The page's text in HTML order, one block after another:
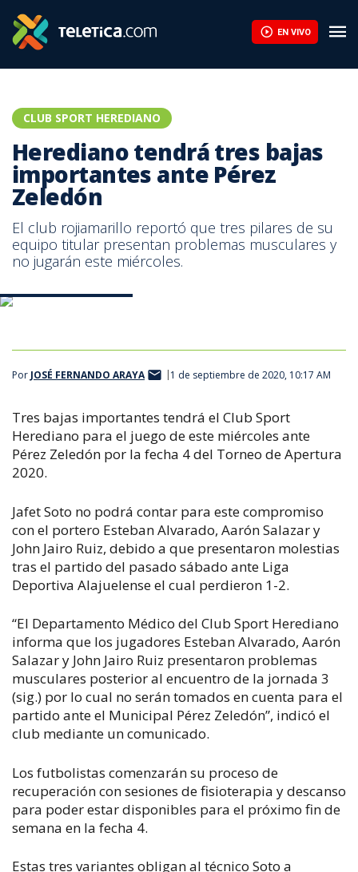
EN VIVO
CLUB SPORT HEREDIANO
Herediano tendrá tres bajas
importantes ante Pérez
Zeledón
El club rojiamarillo reportó que tres pilares de su
equipo titular presentan problemas musculares y
no jugarán este miércoles.
Por JOSÉ FERNANDO ARAYA 1 de septiembre de 2020, 10:17 AM
Tres bajas importantes tendrá el Club Sport
Herediano para el juego de este miércoles ante
Pérez Zeledón por la fecha 4 del Torneo de Apertura
2020.
Jafet Soto no podrá contar para este compromiso
con el portero Esteban Alvarado, Aarón Salazar y
John Jairo Ruiz, debido a que presentaron molestias
tras el partido del pasado sábado ante Liga
Deportiva Alajuelense el cual perdieron 1-2.
“El Departamento Médico del Club Sport Herediano
informa que los jugadores Esteban Alvarado, Aarón
Salazar y John Jairo Ruiz presentaron problemas
musculares posterior al encuentro de la jornada 3
(sig.) por lo cual no serán tomados en cuenta para el
partido ante el Municipal Pérez Zeledón”, indicó el
club mediante un comunicado.
Los futbolistas comenzarán su proceso de
recuperación con sesiones de fisioterapia y descanso
para poder estar disponibles para el próximo fin de
semana en la fecha 4.
Estas tres variantes obligan al técnico Soto a